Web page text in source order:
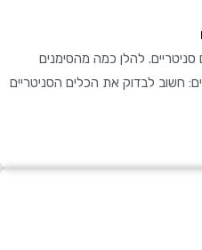
להלן כמה מהסימנים
לבדוק את הכלים הסניטריים